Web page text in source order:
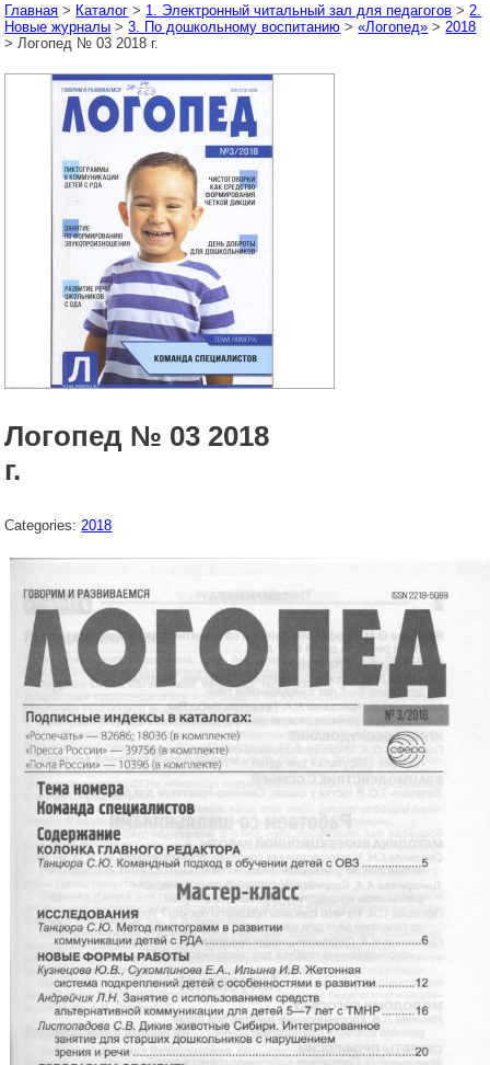
Главная > Каталог > 1. Электронный читальный зал для педагогов > 2.
Новые журналы >3. По дошкольному воспитанию >«Логопед» > 2018
> Логопед № 03 2018 г.
Логопед № 03 2018
г.
Categories: 2018